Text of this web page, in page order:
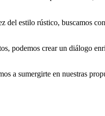
del estilo rústico, buscamos
podemos crear un diálogo
a sumergirte en nuestras